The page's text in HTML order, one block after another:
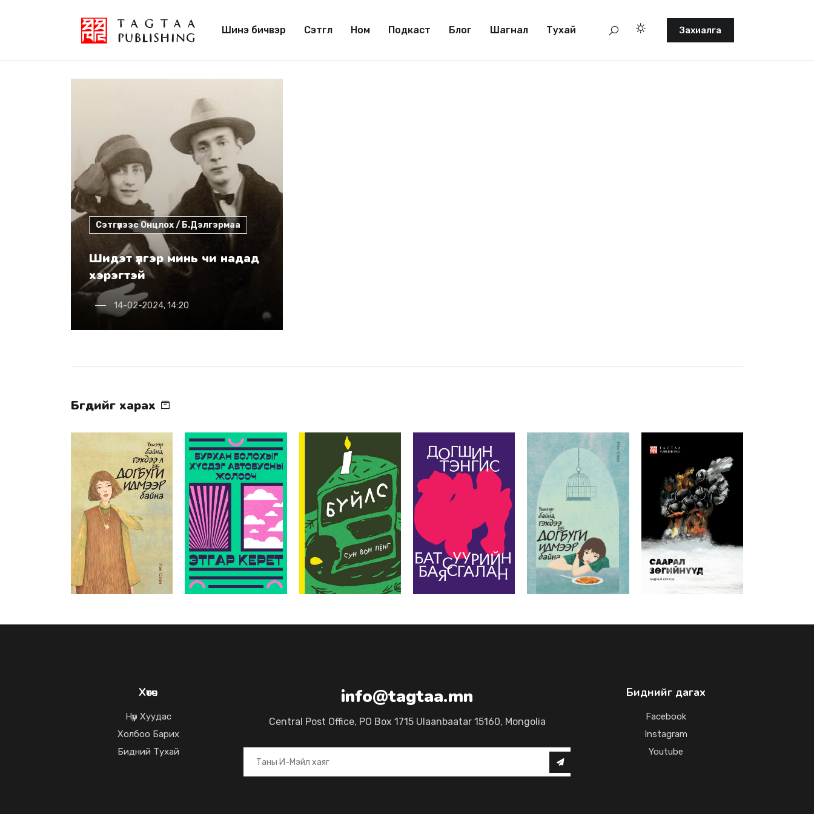
Шинэ бичвэр Сэтгүүл Ном Подкаст Блог Шагнал Тухай Захиалга
Сэтгүүлээс Онцлох / Б.Дэлгэрмаа
Шидэт үлгэр минь чи надад
хэрэгтэй
14-02-2024, 14:20
Бүгдийг харах
Хөтөч
Нүүр Хуудас
Холбоо Барих
Бидний Тухай
info@tagtaa.mn
Central Post Office, PO Box 1715 Ulaanbaatar 15160, Mongolia
Биднийг дагах
Facebook
Instagram
Youtube